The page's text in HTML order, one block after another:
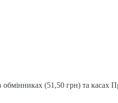
обмінниках (51,50 грн) та касах